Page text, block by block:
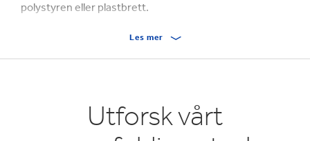
polystyren eller plastbrett.
Våre kurver er laget av bølgepapp eller massiv papp, er
oppmerksomhet fra forbrukere i detaljhandelmiljøet,
noe som fører til økt salg.
Les mer
Utforsk vårt